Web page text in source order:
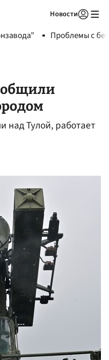
Новости
Проблемы с
над Тулой, работает